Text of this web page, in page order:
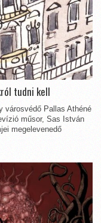
tudni kell
városvédő Pallas Athéné
műsor, Sas István
megelevenedő